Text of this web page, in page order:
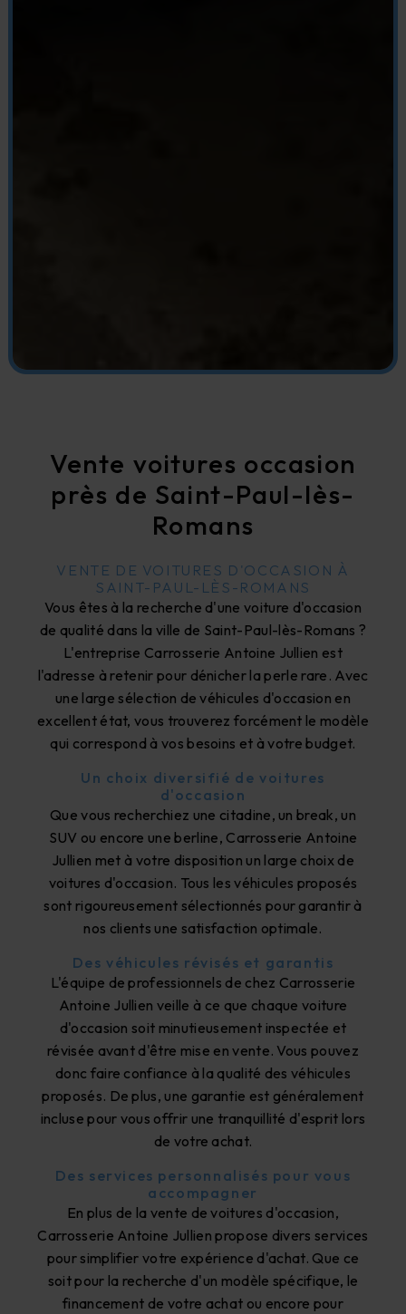
Vente voitures occasion
près de Saint-Paul-lès-
Romans
VENTE DE VOITURES D'OCCASION À
SAINT-PAUL-LÈS-ROMANS
Vous êtes à la recherche d'une voiture d'occasion
de qualité dans la ville de Saint-Paul-lès-Romans ?
L'entreprise Carrosserie Antoine Jullien est
l'adresse à retenir pour dénicher la perle rare. Avec
une large sélection de véhicules d'occasion en
excellent état, vous trouverez forcément le modèle
qui correspond à vos besoins et à votre budget.
Un choix diversifié de voitures
d'occasion
Que vous recherchiez une citadine, un break, un
SUV ou encore une berline, Carrosserie Antoine
Jullien met à votre disposition un large choix de
voitures d'occasion. Tous les véhicules proposés
sont rigoureusement sélectionnés pour garantir à
nos clients une satisfaction optimale.
Des véhicules révisés et garantis
L'équipe de professionnels de chez Carrosserie
Antoine Jullien veille à ce que chaque voiture
d'occasion soit minutieusement inspectée et
révisée avant d'être mise en vente. Vous pouvez
donc faire confiance à la qualité des véhicules
proposés. De plus, une garantie est généralement
incluse pour vous offrir une tranquillité d'esprit lors
de votre achat.
Des services personnalisés pour vous
accompagner
En plus de la vente de voitures d'occasion,
Carrosserie Antoine Jullien propose divers services
pour simplifier votre expérience d'achat. Que ce
soit pour la recherche d'un modèle spécifique, le
financement de votre achat ou encore pour